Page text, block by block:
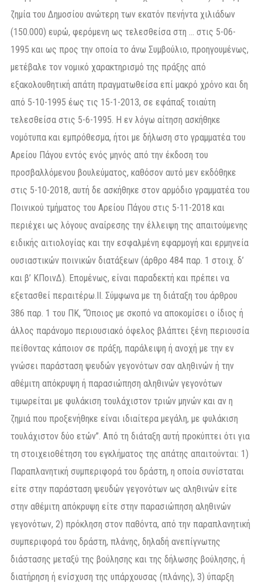
ζημία του Δημοσίου ανώτερη των εκατόν πενήντα χιλιάδων
(150.000) ευρώ, φερόμενη ως τελεσθείσα στη … στις 5-06-
1995 και ως προς την οποία το άνω Συμβούλιο, προηγουμένως,
μετέβαλε τον νομικό χαρακτηρισμό της πράξης από
εξακολουθητική απάτη πραγματωθείσα επί μακρό χρόνο και δη
από 5-10-1995 έως τις 15-1-2013, σε εφάπαξ τοιαύτη
τελεσθείσα στις 5-6-1995. Η εν λόγω αίτηση ασκήθηκε
νομότυπα και εμπρόθεσμα, ήτοι με δήλωση στο γραμματέα του
Αρείου Πάγου εντός ενός μηνός από την έκδοση του
προσβαλλόμενου βουλεύματος, καθόσον αυτό μεν εκδόθηκε
στις 5-10-2018, αυτή δε ασκήθηκε στον αρμόδιο γραμματέα του
Ποινικού τμήματος του Αρείου Πάγου στις 5-11-2018 και
περιέχει ως λόγους αναίρεσης την έλλειψη της απαιτούμενης
ειδικής αιτιολογίας και την εσφαλμένη εφαρμογή και ερμηνεία
ουσιαστικών ποινικών διατάξεων (άρθρο 484 παρ. 1 στοιχ. δ’
και β’ ΚΠοινΔ). Επομένως, είναι παραδεκτή και πρέπει να
εξετασθεί περαιτέρω.II. Σύμφωνα με τη διάταξη του άρθρου
386 παρ. 1 του ΠΚ, “Όποιος με σκοπό να αποκομίσει ο ίδιος ή
άλλος παράνομο περιουσιακό όφελος βλάπτει ξένη περιουσία
πείθοντας κάποιον σε πράξη, παράλειψη ή ανοχή με την εν
γνώσει παράσταση ψευδών γεγονότων σαν αληθινών ή την
αθέμιτη απόκρυψη ή παρασιώπηση αληθινών γεγονότων
τιμωρείται με φυλάκιση τουλάχιστον τριών μηνών και αν η
ζημιά που προξενήθηκε είναι ιδιαίτερα μεγάλη, με φυλάκιση
τουλάχιστον δύο ετών”. Από τη διάταξη αυτή προκύπτει ότι για
τη στοιχειοθέτηση του εγκλήματος της απάτης απαιτούνται: 1)
Παραπλανητική συμπεριφορά του δράστη, η οποία συνίσταται
είτε στην παράσταση ψευδών γεγονότων ως αληθινών είτε
στην αθέμιτη απόκρυψη είτε στην παρασιώπηση αληθινών
γεγονότων, 2) πρόκληση στον παθόντα, από την παραπλανητική
συμπεριφορά του δράστη, πλάνης, δηλαδή ανεπίγνωτης
διάστασης μεταξύ της βούλησης και της δήλωσης βούλησης, ή
διατήρηση ή ενίσχυση της υπάρχουσας (πλάνης), 3) ύπαρξη